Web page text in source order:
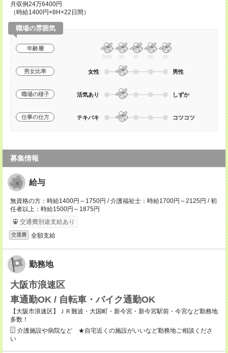
月収例24万6400円
（時給1400円×8H×22日間）
職場の雰囲気
年齢層
20代 30 40 50 60
男女比率 女性 男性
職場の様子 活気あり しずか
仕事の仕方 テキパキ コツコツ
募集情報
給与
無資格の方：時給1400円～1750円 / 介護福祉士：時給1700円～2125円 / 初
任者以上：時給1500円～1875円
交通費別途支給あり
交通費 全額支給
勤務地
大阪市浪速区
車通勤OK / 自転車・バイク通勤OK
【大阪市浪速区】ＪＲ難波・大国町・新今宮・新今宮駅前・今宮など勤務地
多数！
介護施設や病院など ★自宅近くの施設がいいなど勤務地ご相談くださ
い